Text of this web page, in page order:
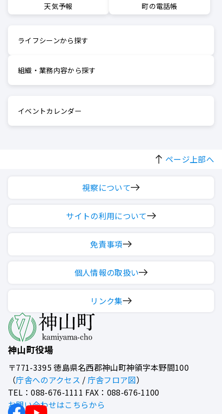
天気予報 町の電話帳
ライフシーンから探す
組織・業務内容から探す
イベントカレンダー
ページ上部へ
神山町役場
〒771-3395徳島県名西郡神山町神領字本野間100
（庁舎へのアクセス / 庁舎フロア図）
TEL：088-676-1111 FAX：088-676-1100
お問い合わせはこちらから
視察について
サイトの利用について
免責事項
個人情報の取扱い
リンク集